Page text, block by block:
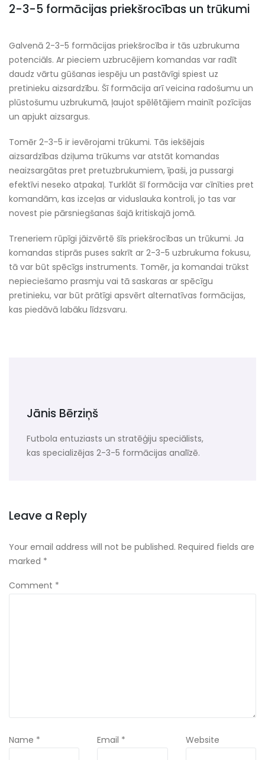
2-3-5 formācijas priekšrocības un trūkumi
Galvenā 2-3-5 formācijas priekšrocība ir tās uzbrukuma
potenciāls. Ar pieciem uzbrucējiem komandas var radīt
daudz vārtu gūšanas iespēju un pastāvīgi spiest uz
pretinieku aizsardzību. Šī formācija arī veicina radošumu un
plūstošumu uzbrukumā, ļaujot spēlētājiem mainīt pozīcijas
un apjukt aizsargus.
Tomēr 2-3-5 ir ievērojami trūkumi. Tās iekšējais
aizsardzības dziļuma trūkums var atstāt komandas
neaizsargātas pret pretuzbrukumiem, īpaši, ja pussargi
efektīvi neseko atpakaļ. Turklāt šī formācija var cīnīties pret
komandām, kas izceļas ar viduslauka kontroli, jo tas var
novest pie pārsniegšanas šajā kritiskajā jomā.
Treneriem rūpīgi jāizvērtē šīs priekšrocības un trūkumi. Ja
komandas stiprās puses sakrīt ar 2-3-5 uzbrukuma fokusu,
tā var būt spēcīgs instruments. Tomēr, ja komandai trūkst
nepieciešamo prasmju vai tā saskaras ar spēcīgu
pretinieku, var būt prātīgi apsvērt alternatīvas formācijas,
kas piedāvā labāku līdzsvaru.
Jānis Bērziņš
Futbola entuziasts un stratēģiju speciālists,
kas specializējas 2-3-5 formācijas analīzē.
Leave a Reply
Your email address will not be published. Required fields are
marked *
Comment *
Name * Email * Website